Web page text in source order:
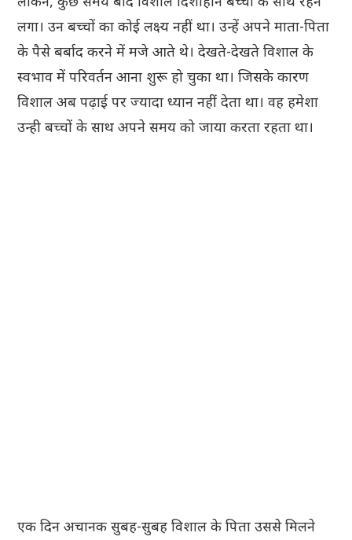
लगा। उन बच्चों का कोई लक्ष्य नहीं था। उन्हें अपने माता-पिता
के पैसे बर्बाद करने में मजे आते थे। देखते-देखते विशाल के
स्वभाव में परिवर्तन आना शुरू हो चुका था। जिसके कारण
विशाल अब पढ़ाई पर ज्यादा ध्यान नहीं देता था। वह हमेशा
उन्ही बच्चों के साथ अपने समय को जाया करता रहता था।
एक दिन अचानक सुबह-सुबह विशाल के पिता उससे मिलने